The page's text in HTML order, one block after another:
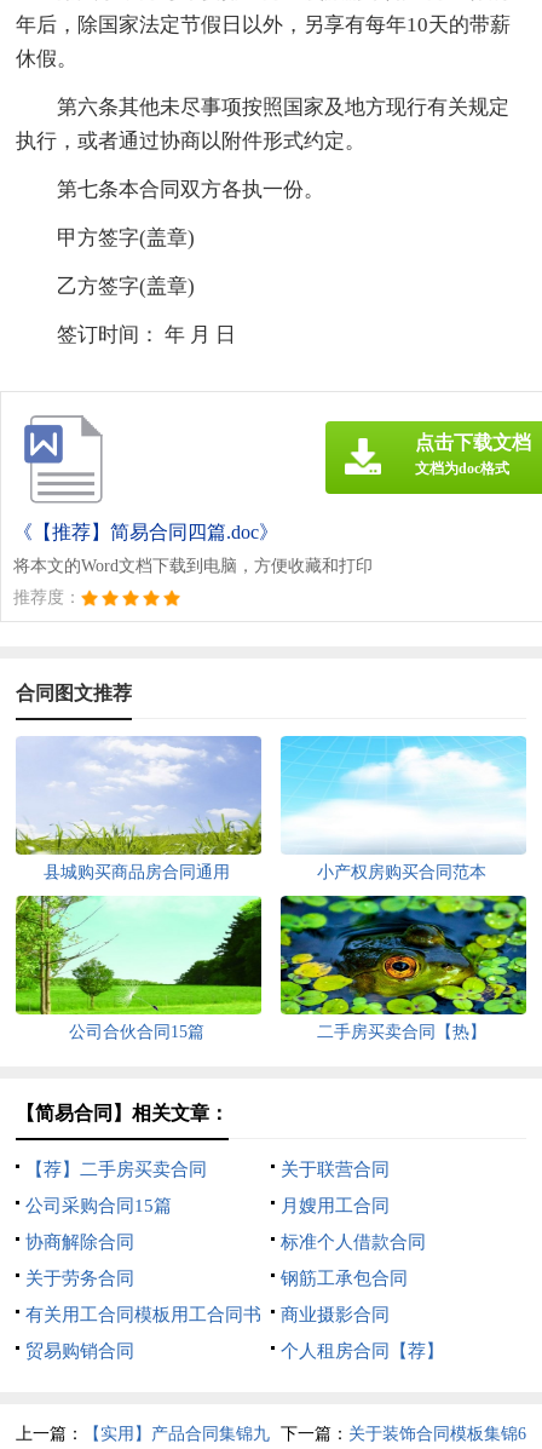
年后，除国家法定节假日以外，另享有每年10天的带薪
休假。
第六条其他未尽事项按照国家及地方现行有关规定
执行，或者通过协商以附件形式约定。
第七条本合同双方各执一份。
甲方签字(盖章)
乙方签字(盖章)
签订时间： 年 月 日
《【推荐】简易合同四篇.doc》
将本文的Word文档下载到电脑，方便收藏和打印
推荐度：
点击下载文档
文档为doc格式
合同图文推荐
县城购买商品房合同通用 小产权房购买合同范本
公司合伙合同15篇 二手房买卖合同【热】
【简易合同】相关文章：
【荐】二手房买卖合同
关于联营合同
公司采购合同15篇
月嫂用工合同
协商解除合同
标准个人借款合同
关于劳务合同
钢筋工承包合同
有关用工合同模板用工合同书
模板简单
商业摄影合同
贸易购销合同
个人租房合同【荐】
上一篇： 【实用】产品合同集锦九 下一篇： 关于装饰合同模板集锦6